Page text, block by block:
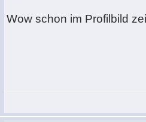
Wow schon im Profilbild